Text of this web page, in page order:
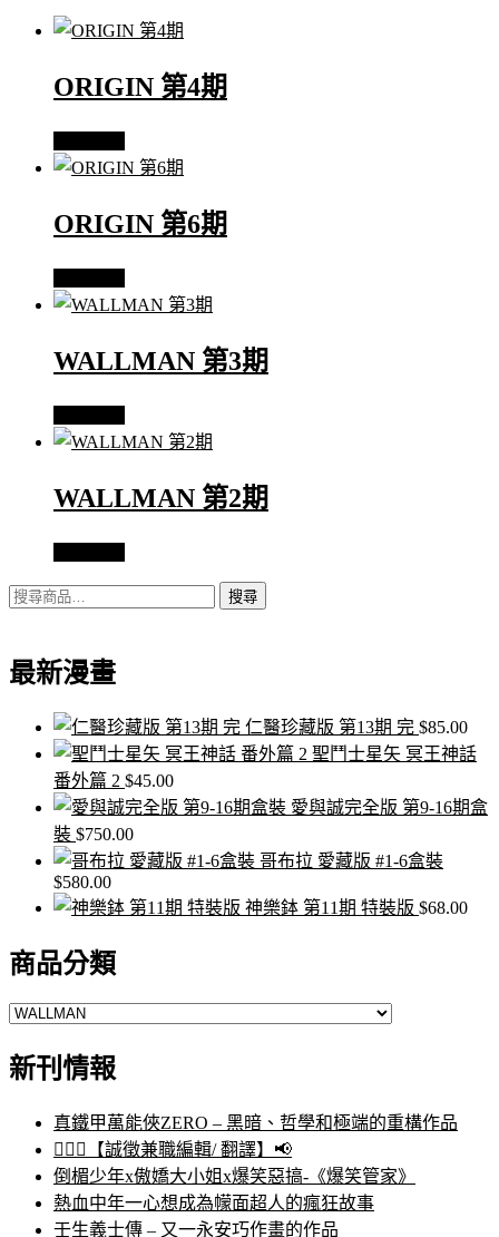
ORIGIN 第4期
ORIGIN 第6期
WALLMAN 第3期
WALLMAN 第2期
搜
鍵
搜尋
最新漫畫
仁醫珍藏版 第13期 完 $85.00
聖鬥士星矢 冥王神話
番外篇 2 $45.00
愛與誠完全版 第9-16期盒
裝 $750.00
哥布拉 愛藏版 #1-6盒裝
$580.00
神樂鉢 第11期 特裝版 $68.00
商品分類
新刊情報
真鐵甲萬能俠ZERO – 黑暗、哲學和極端的重構作品
🙋🏻‍♀️【誠徵兼職編輯/ 翻譯】📢
倒楣少年x傲嬌大小姐x爆笑惡搞-《爆笑管家》
熱血中年一心想成為幪面超人的瘋狂故事
壬生義士傳 – 又一永安巧作畫的作品